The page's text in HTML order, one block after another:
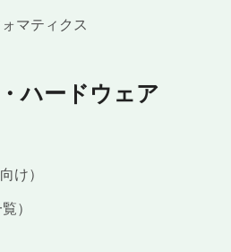
マティクス
ハードウェア
け）
）